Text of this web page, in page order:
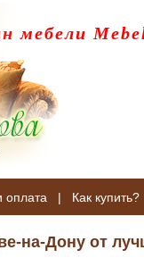
мебели
оплата | Как купить?
на-Дону от